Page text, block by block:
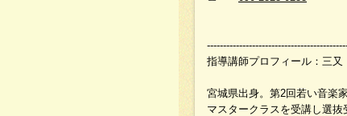
指導講師プロフィール：三
宮城県出身。第2回若い音楽
マスタークラスを受講し選